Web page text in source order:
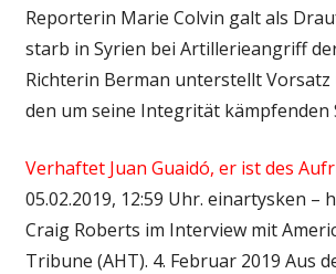
Reporterin Marie Colvin galt als
starb in Syrien bei Artillerieangriff
Richterin Berman unterstellt
den um seine Integrität kämpfenden
Verhaftet Juan Guaidó, er ist des
05.02.2019, 12:59 Uhr. einartysken –
Craig Roberts im Interview mit
Tribune (AHT). 4. Februar 2019 Aus